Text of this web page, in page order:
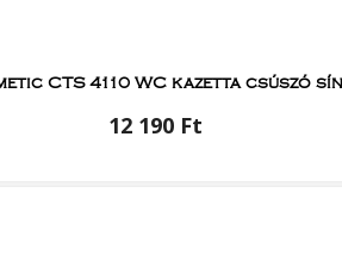
CTS 4110 WC kazetta csúszó sín
12 190 Ft